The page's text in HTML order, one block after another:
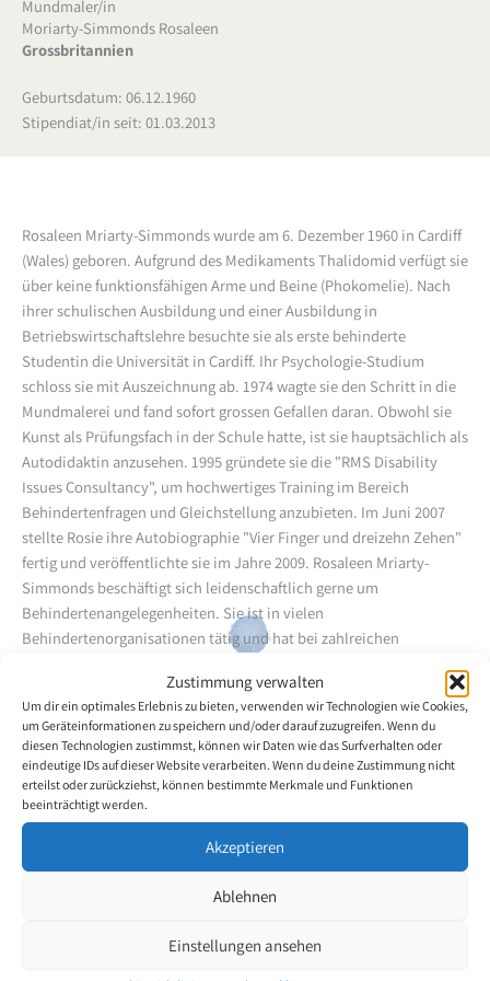
Zustimmung verwalten
Um dir ein optimales Erlebnis zu bieten, verwenden wir Technologien wie Cookies,
um Geräteinformationen zu speichern und/oder darauf zuzugreifen. Wenn du
diesen Technologien zustimmst, können wir Daten wie das Surfverhalten oder
eindeutige IDs auf dieser Website verarbeiten. Wenn du deine Zustimmung nicht
erteilst oder zurückziehst, können bestimmte Merkmale und Funktionen
beeinträchtigt werden.
Akzeptieren
Ablehnen
Einstellungen ansehen
Mundmaler/in
Moriarty-Simmonds Rosaleen
Grossbritannien
Geburtsdatum: 06.12.1960
Stipendiat/in seit: 01.03.2013
Rosaleen Mriarty-Simmonds wurde am 6. Dezember 1960 in Cardiff
(Wales) geboren. Aufgrund des Medikaments Thalidomid verfügt sie
über keine funktionsfähigen Arme und Beine (Phokomelie). Nach
ihrer schulischen Ausbildung und einer Ausbildung in
Betriebswirtschaftslehre besuchte sie als erste behinderte
Studentin die Universität in Cardiff. Ihr Psychologie-Studium
schloss sie mit Auszeichnung ab. 1974 wagte sie den Schritt in die
Mundmalerei und fand sofort grossen Gefallen daran. Obwohl sie
Kunst als Prüfungsfach in der Schule hatte, ist sie hauptsächlich als
Autodidaktin anzusehen. 1995 gründete sie die "RMS Disability
Issues Consultancy", um hochwertiges Training im Bereich
Behindertenfragen und Gleichstellung anzubieten. Im Juni 2007
stellte Rosie ihre Autobiographie "Vier Finger und dreizehn Zehen"
fertig und veröffentlichte sie im Jahre 2009. Rosaleen Mriarty-
Simmonds beschäftigt sich leidenschaftlich gerne um
Behindertenangelegenheiten. Sie ist in vielen
Behindertenorganisationen tätig und hat bei zahlreichen
mitgearbeitet, u.a. der Kommission für Gleichheit und
Menschenrechte. Sie ist oft als Rednerin bei Konferenzen, in
Buchclubs, Schulen und bei Abendveranstaltungen zu hören.
Rosaleen Mriarty-Simmonds ist Moderatorin bei Able Radio (einem
Onlineradiosender). Sie arbeitet ausserdem freiberuflich für BBC
Radio Wales. Derzeit hat sie den Auftrag, vier Sendungen unter dem
Titel "Rosies Welt" zu moderieren, die dort im Sommer
ausgestrahlt wurden. Neuerdings beschäftigt sie sich auch mit
Schauspielerei. So hat sie bereits an drei Lesungen der "D-
war eine einzigartige Version der griechischen Komödie "Die Vögel"